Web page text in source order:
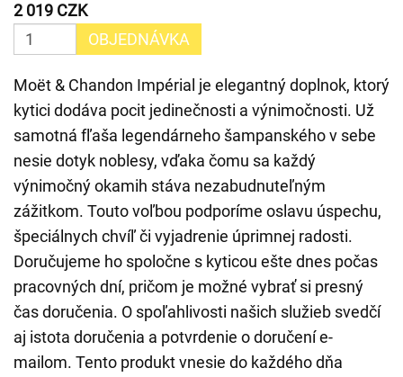
2 019 CZK
OBJEDNÁVKA
Moët & Chandon Impérial je elegantný doplnok, ktorý
kytici dodáva pocit jedinečnosti a výnimočnosti. Už
samotná fľaša legendárneho šampanského v sebe
nesie dotyk noblesy, vďaka čomu sa každý
výnimočný okamih stáva nezabudnuteľným
zážitkom. Touto voľbou podporíme oslavu úspechu,
špeciálnych chvíľ či vyjadrenie úprimnej radosti.
Doručujeme ho spoločne s kyticou ešte dnes počas
pracovných dní, pričom je možné vybrať si presný
čas doručenia. O spoľahlivosti našich služieb svedčí
aj istota doručenia a potvrdenie o doručení e-
mailom. Tento produkt vnesie do každého dňa